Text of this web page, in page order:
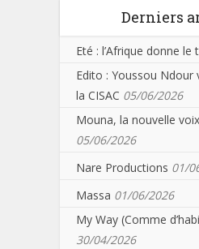
Derniers
Eté : l’Afrique donne le
Edito : Youssou Ndour
la CISAC 05/06/2026
Mouna, la nouvelle
05/06/2026
Nare Productions 01/
Massa 01/06/2026
My Way (Comme
30/04/2026